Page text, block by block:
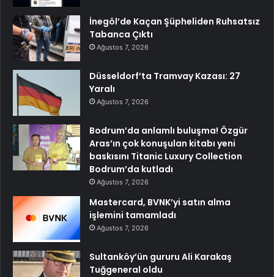
İnegöl’de Kaçan Şüpheliden Ruhsatsız
Tabanca Çıktı
Ağustos 7, 2026
Düsseldorf’ta Tramvay Kazası: 27
Yaralı
Ağustos 7, 2026
Bodrum’da anlamlı buluşma! Özgür
Aras’ın çok konuşulan kitabı yeni
baskısını Titanic Luxury Collection
Bodrum’da kutladı
Ağustos 7, 2026
Mastercard, BVNK’yi satın alma
işlemini tamamladı
Ağustos 7, 2026
Sultanköy’ün gururu Ali Karakaş
Tuğgeneral oldu